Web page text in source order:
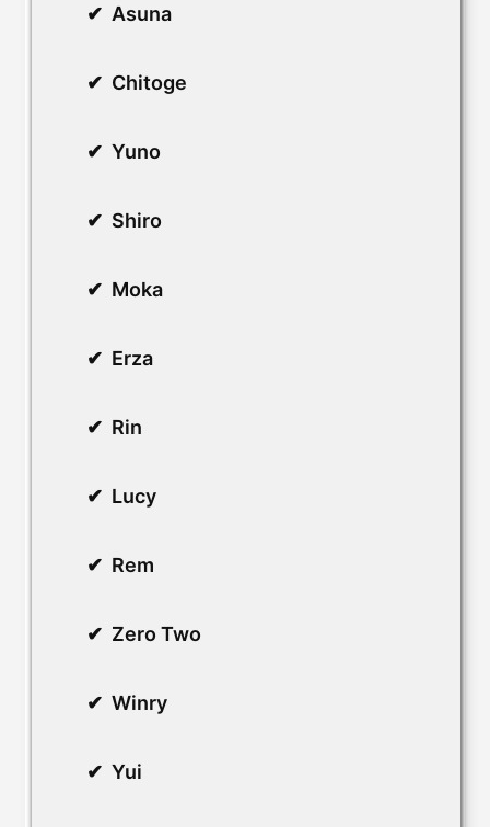
Asuna
Chitoge
Yuno
Shiro
Moka
Erza
Rin
Lucy
Rem
Zero Two
Winry
Yui